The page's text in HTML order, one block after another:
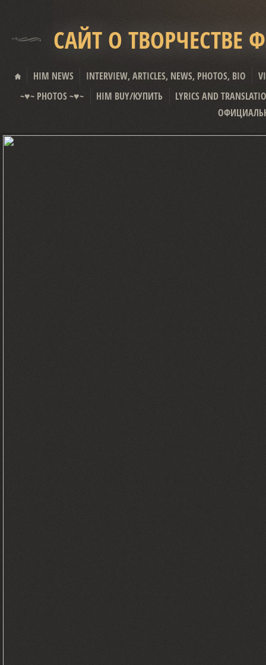
САЙТ О ТВОРЧЕСТВЕ
HIM NEWS INTERVIEW, ARTICLES, NEWS, PHOTOS, BIO
~♥~ PHOTOS ~♥~
HIM BUY/КУПИТЬ
LYRICS AND